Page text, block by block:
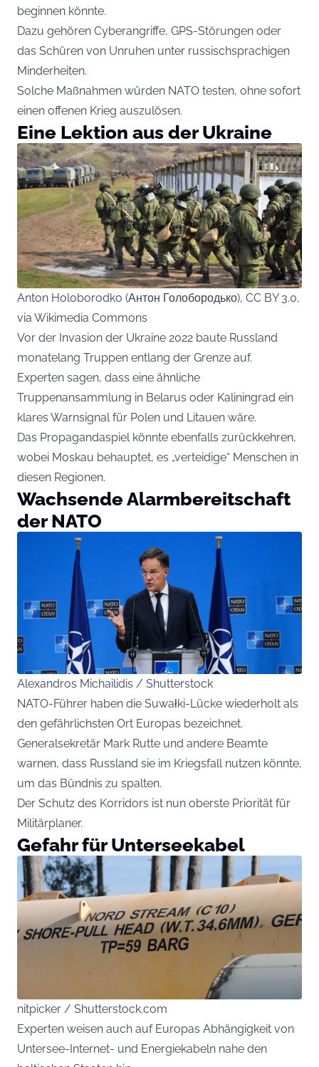
beginnen könnte.
Dazu gehören Cyberangriffe, GPS-Störungen oder
das Schüren von Unruhen unter russischsprachigen
Minderheiten.
Solche Maßnahmen würden NATO testen, ohne sofort
einen offenen Krieg auszulösen.
Eine Lektion aus der Ukraine
Anton Holoborodko (Антон Голобородько), CC BY 3.0,
via Wikimedia Commons
Vor der Invasion der Ukraine 2022 baute Russland
monatelang Truppen entlang der Grenze auf.
Experten sagen, dass eine ähnliche
Truppenansammlung in Belarus oder Kaliningrad ein
klares Warnsignal für Polen und Litauen wäre.
Das Propagandaspiel könnte ebenfalls zurückkehren,
wobei Moskau behauptet, es „verteidige“ Menschen in
diesen Regionen.
Wachsende Alarmbereitschaft
der NATO
Alexandros Michailidis / Shutterstock
NATO-Führer haben die Suwałki-Lücke wiederholt als
den gefährlichsten Ort Europas bezeichnet.
Generalsekretär Mark Rutte und andere Beamte
warnen, dass Russland sie im Kriegsfall nutzen könnte,
um das Bündnis zu spalten.
Der Schutz des Korridors ist nun oberste Priorität für
Militärplaner.
Gefahr für Unterseekabel
nitpicker / Shutterstock.com
Experten weisen auch auf Europas Abhängigkeit von
Untersee-Internet- und Energiekabeln nahe den